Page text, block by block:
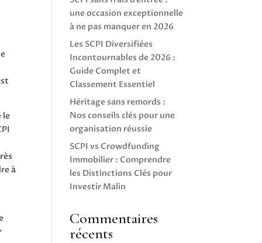
le
à
une occasion exceptionnelle
à ne pas manquer en 2026
Les SCPI Diversifiées
Incontournables de 2026 :
Guide Complet et
Classement Essentiel
Héritage sans remords :
Nos conseils clés pour une
organisation réussie
SCPI vs Crowdfunding
Immobilier : Comprendre
les Distinctions Clés pour
Investir Malin
Commentaires
récents